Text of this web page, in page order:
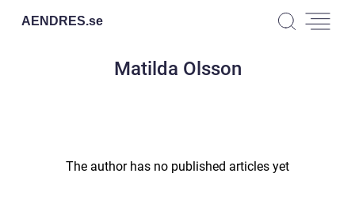
AENDRES.se
Matilda Olsson
The author has no published articles yet